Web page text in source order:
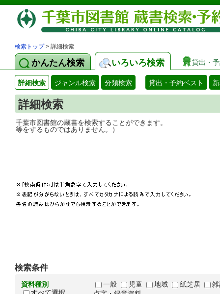
検索トップ> 詳細検索
かんたん検索 いろいろ検索 貸出・
詳細検索 ジャンル検索 分類検索 貸出・予約ベスト
詳細検索
千葉市図書館の蔵書を検索することがで
等をするものではありません。）
検索条件
資料種別
一般 児童 地域 紙芝居